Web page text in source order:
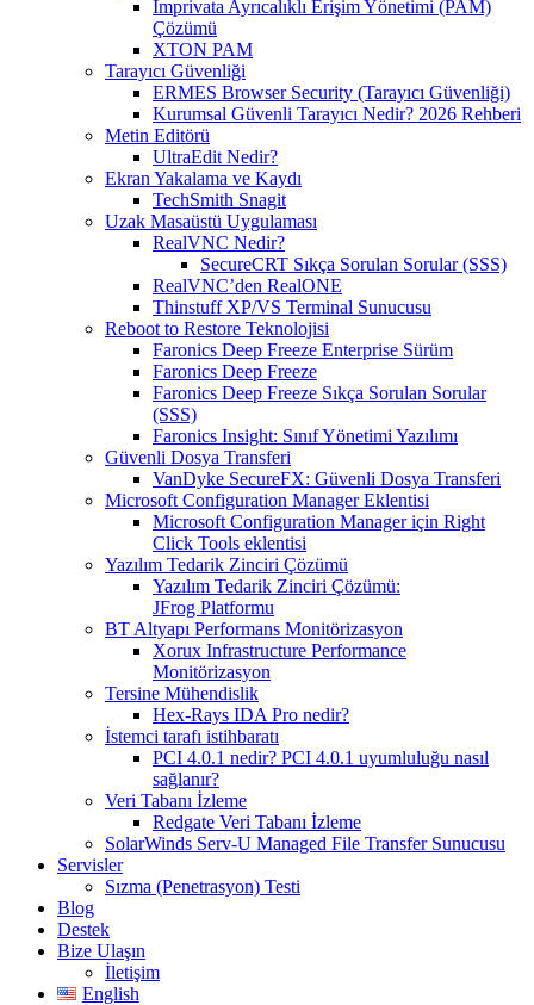
Imprivata Ayrıcalıklı Erişim Yönetimi (PAM)
Çözümü
XTON PAM
Tarayıcı Güvenliği
ERMES Browser Security (Tarayıcı Güvenliği)
Kurumsal Güvenli Tarayıcı Nedir? 2026 Rehberi
Metin Editörü
UltraEdit Nedir?
Ekran Yakalama ve Kaydı
TechSmith Snagit
Uzak Masaüstü Uygulaması
RealVNC Nedir?
SecureCRT Sıkça Sorulan Sorular (SSS)
RealVNC’den RealONE
Thinstuff XP/VS Terminal Sunucusu
Reboot to Restore Teknolojisi
Faronics Deep Freeze Enterprise Sürüm
Faronics Deep Freeze
Faronics Deep Freeze Sıkça Sorulan Sorular
(SSS)
Faronics Insight: Sınıf Yönetimi Yazılımı
Güvenli Dosya Transferi
VanDyke SecureFX: Güvenli Dosya Transferi
Microsoft Configuration Manager Eklentisi
Microsoft Configuration Manager için Right
Click Tools eklentisi
Yazılım Tedarik Zinciri Çözümü
Yazılım Tedarik Zinciri Çözümü:
JFrog Platformu
BT Altyapı Performans Monitörizasyon
Xorux Infrastructure Performance
Monitörizasyon
Tersine Mühendislik
Hex-Rays IDA Pro nedir?
İstemci tarafı istihbaratı
PCI 4.0.1 nedir? PCI 4.0.1 uyumluluğu nasıl
sağlanır?
Veri Tabanı İzleme
Redgate Veri Tabanı İzleme
SolarWinds Serv-U Managed File Transfer Sunucusu
Servisler
Sızma (Penetrasyon) Testi
Blog
Destek
Bize Ulaşın
İletişim
English